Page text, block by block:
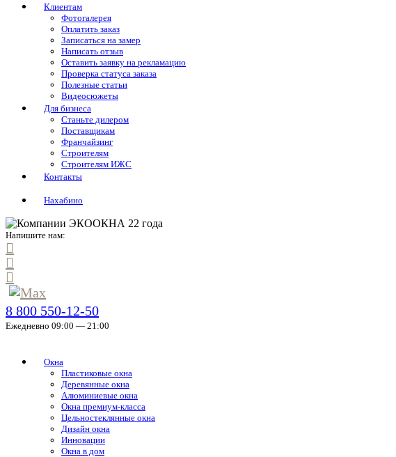
Клиентам
Фотогалерея
Оплатить заказ
Записаться на замер
Написать отзыв
Оставить заявку на рекламацию
Проверка статуса заказа
Полезные статьи
Видеосюжеты
Для бизнеса
Станьте дилером
Поставщикам
Франчайзинг
Строителям
Строителям ИЖС
Контакты
Нахабино
Напишите нам:
8 800 550-12-50
Ежедневно 09:00 — 21:00
Окна
Пластиковые окна
Деревянные окна
Алюминиевые окна
Окна премиум-класса
Цельностеклянные окна
Дизайн окна
Инновации
Окна в дом